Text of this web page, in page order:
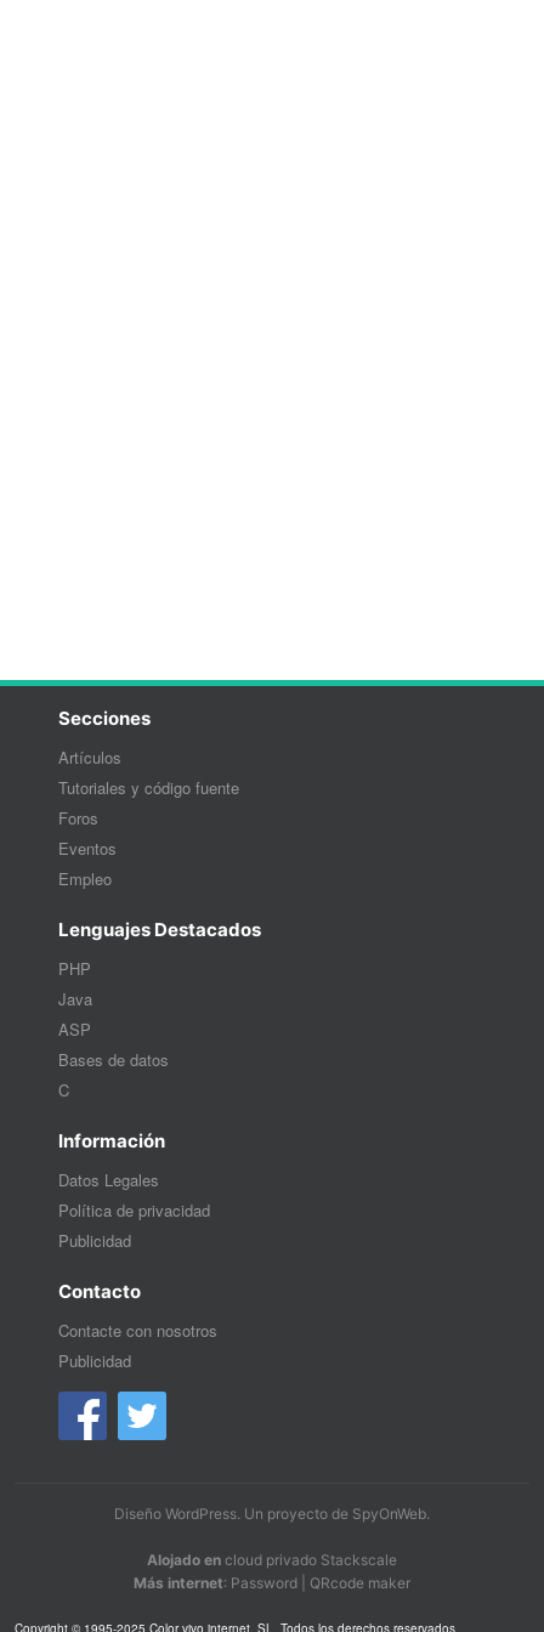
Secciones
Artículos
Tutoriales y código fuente
Foros
Eventos
Empleo
Lenguajes Destacados
PHP
Java
ASP
Bases de datos
C
Información
Datos Legales
Política de privacidad
Publicidad
Contacto
Contacte con nosotros
Publicidad
Diseño WordPress. Un proyecto de SpyOnWeb.
Alojado en cloud privado Stackscale
Más internet: Password QRcode maker
Copyright © 1995-2025 Color vivo internet, SL. Todos los derechos reservados